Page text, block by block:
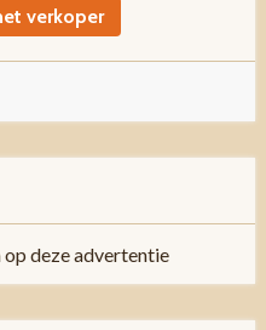
verkoper
deze advertentie